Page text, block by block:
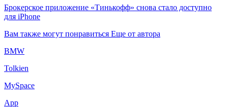
Брокерское приложение «Тинькофф» снова стало доступно
для iPhone
Вам также могут понравиться Еще от автора
BMW
Tolkien
MySpace
App